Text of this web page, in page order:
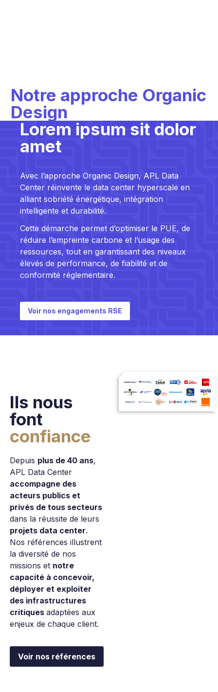
Notre approche Organic
Design
Lorem ipsum sit dolor
amet
Avec l’approche Organic Design, APL Data
Center réinvente le data center hyperscale en
alliant sobriété énergétique, intégration
intelligente et durabilité.
Cette démarche permet d’optimiser le PUE, de
réduire l’empreinte carbone et l’usage des
ressources, tout en garantissant des niveaux
élevés de performance, de fiabilité et de
conformité réglementaire.
Voir nos engagements RSE
Ils nous
font
confiance
Depuis plus de 40 ans,
APL Data Center
accompagne des
acteurs publics et
privés de tous secteurs
dans la réussite de leurs
projets data center.
Nos références illustrent
la diversité de nos
missions et notre
capacité à concevoir,
déployer et exploiter
des infrastructures
critiques adaptées aux
enjeux de chaque client.
Voir nos références